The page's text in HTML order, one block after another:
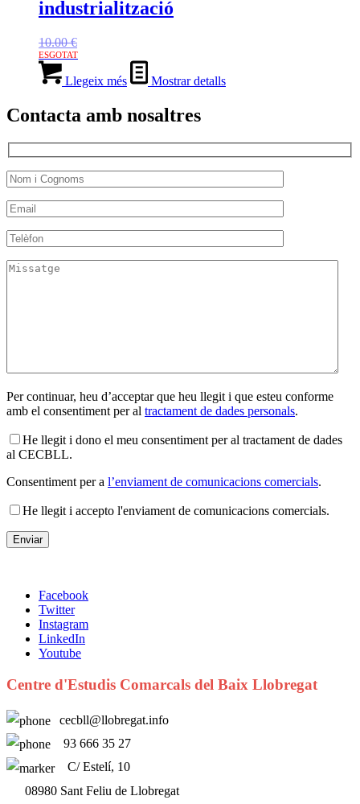
industrialització
10.00€
Llegeix més Mostrar detalls
Contacta amb nosaltres
Per continuar, heu d’acceptar que heu llegit i que esteu conforme
amb el consentiment per al tractament de dades personals.
He llegit i dono el meu consentiment per al tractament de dades
al CECBLL.
Consentiment per a l’enviament de comunicacions comercials.
He llegit i accepto l'enviament de comunicacions comercials.
Facebook
Twitter
Instagram
LinkedIn
Youtube
Centre d'Estudis Comarcals del Baix Llobregat
cecbll@llobregat.info
93 666 35 27
C/ Estelí, 10
08980 Sant Feliu de Llobregat